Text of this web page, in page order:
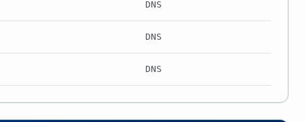
DNS
DNS
DNS